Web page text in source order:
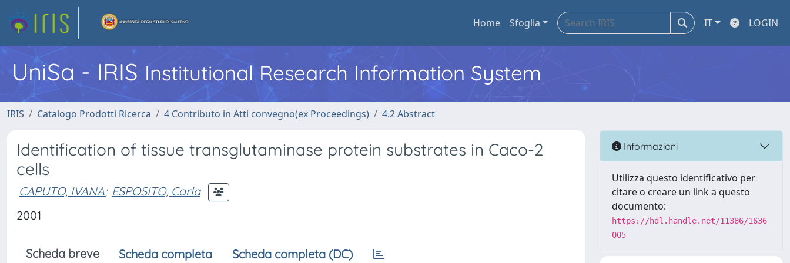
Home Sfoglia IT LOGIN
UniSa - IRIS Institutional Research Information System
IRIS Catalogo Prodotti Ricerca 4 Contributo in Atti convegno(ex Proceedings) 4.2 Abstract
Identification of tissue transglutaminase protein substrates in Caco-2
cells
CAPUTO, IVANA; ESPOSITO, Carla
2001
Scheda breve Scheda completa Scheda completa (DC)
Informazioni
Utilizza questo identificativo per
citare o creare un link a questo
documento:
https://hdl.handle.net/11386/1636
005